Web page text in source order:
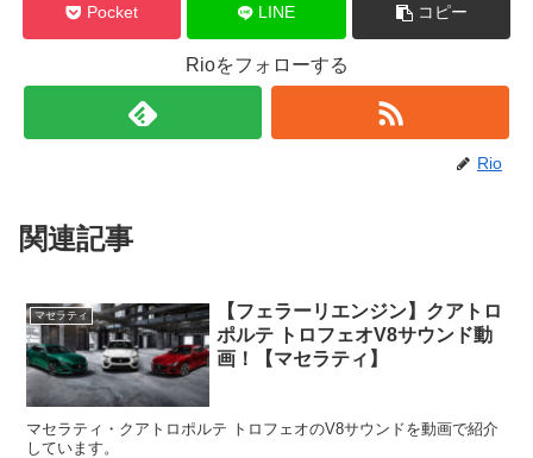
Pocket LINE コピー
Rioをフォローする
Rio
関連記事
マセラティ
【フェラーリエンジン】クアトロ
ポルテ トロフェオV8サウンド動
画！【マセラティ】
マセラティ・クアトロポルテ トロフェオのV8サウンドを動画で紹介
しています。